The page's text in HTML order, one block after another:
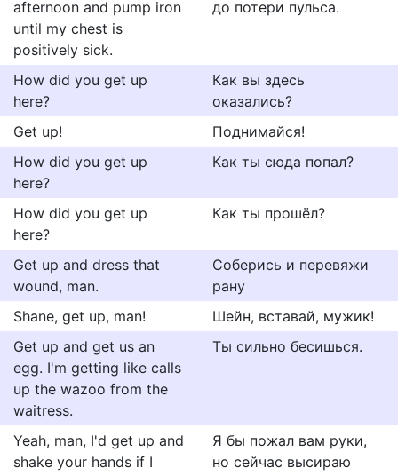
afternoon and pump iron
until my chest is
positively sick.
до потери пульса.
How did you get up
here?
Как вы здесь
оказались?
Get up!
Поднимайся!
How did you get up
here?
Как ты сюда попал?
How did you get up
here?
Как ты прошёл?
Get up and dress that
wound, man.
Соберись и перевяжи
рану
Shane, get up, man!
Шейн, вставай, мужик!
Get up and get us an
egg. I'm getting like calls
up the wazoo from the
waitress.
Ты сильно бесишься.
Yeah, man, I'd get up and
shake your hands if I
Я бы пожал вам руки,
но сейчас высираю